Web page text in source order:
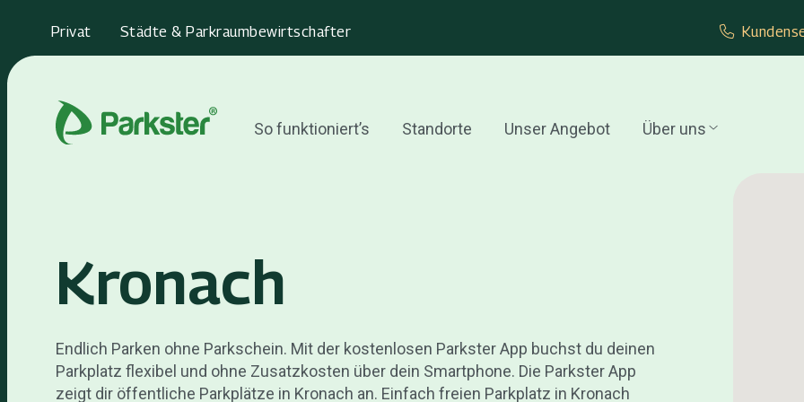
Privat Städte & Parkraumbewirtschafter
So funktioniert’s Standorte Unser Angebot Über uns
Kronach
Endlich Parken ohne Parkschein. Mit der kostenlosen Parkster App buchst du deinen
Parkplatz flexibel und ohne Zusatzkosten über dein Smartphone. Die Parkster App
zeigt dir öffentliche Parkplätze in Kronach an. Einfach freien Parkplatz in Kronach